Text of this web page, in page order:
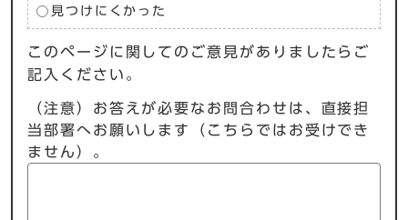
見つけにくかった
このページに関してのご意見がありましたらご
記入ください。
（注意）お答えが必要なお問合わせは、直接担
当部署へお願いします（こちらではお受けでき
ません）。